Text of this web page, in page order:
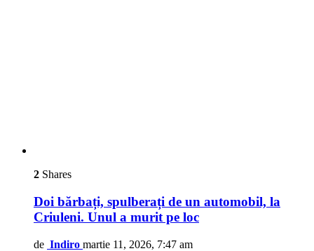
2 Shares
Doi bărbați, spulberați de un automobil, la
Criuleni. Unul a murit pe loc
de Indiro martie 11, 2026, 7:47 am